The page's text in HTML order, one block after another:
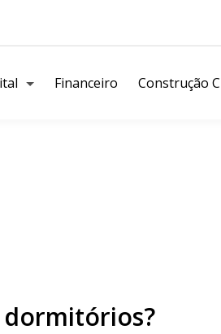
Financeiro Construção
dormitórios?